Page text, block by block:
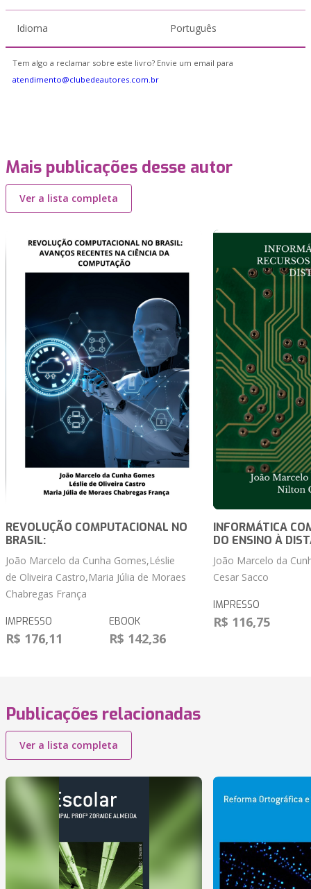
Idioma Português
Tem algo a reclamar sobre este livro? Envie um email para
atendimento@clubedeautores.com.br
Mais publicações desse autor
Ver a lista completa
REVOLUÇÃO COMPUTACIONAL NO
BRASIL:
João Marcelo da Cunha Gomes,Léslie
de Oliveira Castro,Maria Júlia de Moraes
Chabregas França
IMPRESSO
R$ 176,11
EBOOK
R$ 142,36
INFORMÁTICA
DO ENSINO À
João Marcelo da
Cesar Sacco
IMPRESSO
R$ 116,75
Publicações relacionadas
Ver a lista completa